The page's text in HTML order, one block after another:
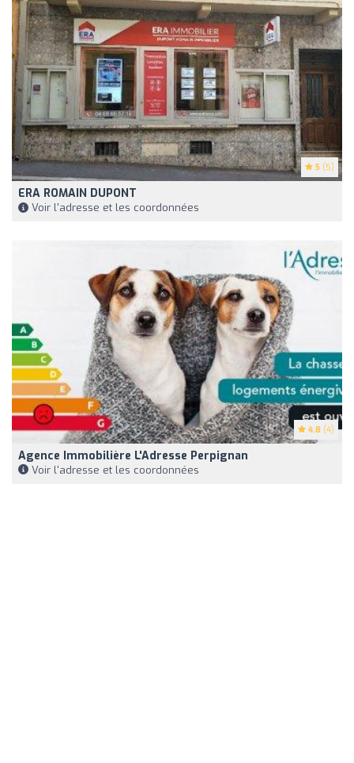
5 (5)
ERA ROMAIN DUPONT
Voir l'adresse et les coordonnées
4.8 (4)
Agence Immobilière L'Adresse Perpignan
Voir l'adresse et les coordonnées